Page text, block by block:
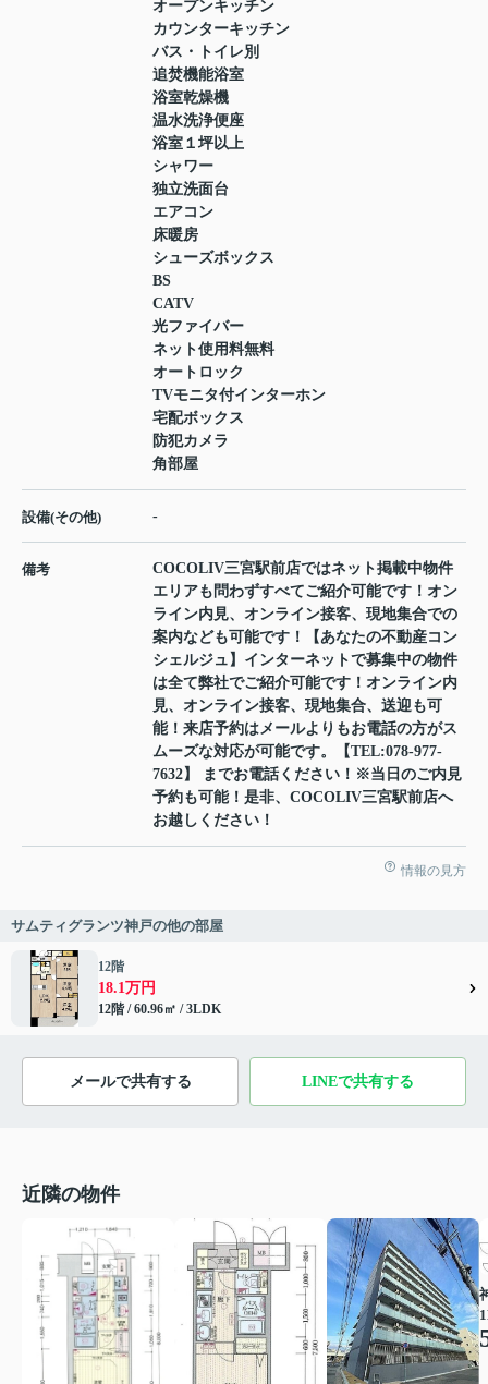
オープンキッチン
カウンターキッチン
バス・トイレ別
追焚機能浴室
浴室乾燥機
温水洗浄便座
浴室１坪以上
シャワー
独立洗面台
エアコン
床暖房
シューズボックス
BS
CATV
光ファイバー
ネット使用料無料
オートロック
TVモニタ付インターホン
宅配ボックス
防犯カメラ
角部屋
設備(その他) -
備考
COCOLIV三宮駅前店ではネット掲載中物件
エリアも問わずすべてご紹介可能です！オン
ライン内見、オンライン接客、現地集合での
案内なども可能です！【あなたの不動産コン
シェルジュ】インターネットで募集中の物件
は全て弊社でご紹介可能です！オンライン内
見、オンライン接客、現地集合、送迎も可
能！来店予約はメールよりもお電話の方がス
ムーズな対応が可能です。【TEL:078-977-
7632】 までお電話ください！※当日のご内見
予約も可能！是非、COCOLIV三宮駅前店へ
お越しください！
情報の見方
サムティグランツ神戸の他の部屋
12階
18.1万円
12階 / 60.96㎡ / 3LDK
メールで共有する LINEで共有する
近隣の物件